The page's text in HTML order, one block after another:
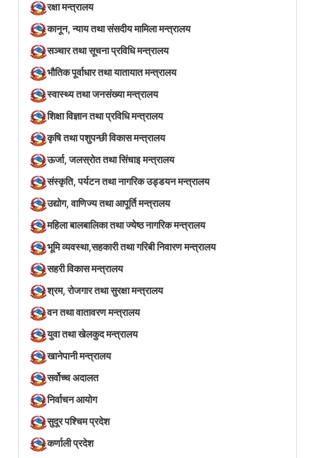
रक्षा मन्त्रालय
कानून, न्याय तथा संसदीय मामिला मन्त्रालय
सञ्‍चार तथा सूचना प्रविधि मन्त्रालय
भौतिक पूर्वाधार तथा यातायात मन्त्रालय
स्वास्थ्य तथा जनसंख्या मन्त्रालय
शिक्षा विज्ञान तथा प्रविधि मन्त्रालय
कृषि तथा पशुपन्छी विकास मन्त्रालय
ऊर्जा, जलस्रोत तथा सिंचाइ मन्त्रालय
संस्कृति, पर्यटन तथा नागरिक उड्डयन मन्त्रालय
उद्योग, वाणिज्य तथा आपूर्ति मन्त्रालय
महिला बालबालिका तथा ज्येष्ठ नागरिक मन्त्रालय
भूमि व्यवस्था,सहकारी तथा गरिबी निवारण मन्त्रालय
सहरी विकास मन्त्रालय
श्रम, रोजगार तथा सुरक्षा मन्त्रालय
वन तथा वातावरण मन्त्रालय
युवा तथा खेलकुद मन्त्रालय
खानेपानी मन्त्रालय
सर्वोच्च अदालत
निर्वाचन आयोग
सुदूर पश्चिम प्रदेश
कर्णाली प्रदेश